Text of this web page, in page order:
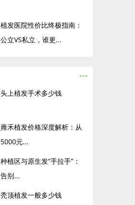
植发医院性价比终极指南：
公立VS私立，谁更...
...
头上植发手术多少钱
雍禾植发价格深度解析：从
5000元...
种植区与原生发“手拉手”：
告别...
秃顶植发一般多少钱